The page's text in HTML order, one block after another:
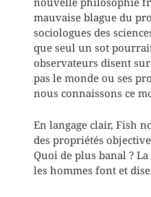
mauvaise blague du
sociologues des
que seul un sot
observateurs disent
pas le monde ou ses
nous connaissons ce
En langage clair, Fish
des propriétés
Quoi de plus banal ?
les hommes font et